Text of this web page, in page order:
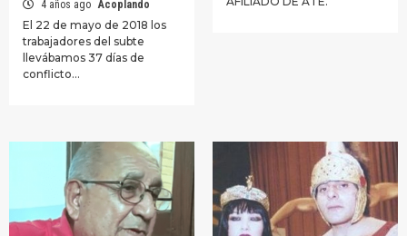
4 años ago Acoplando
El 22 de mayo de 2018 los
trabajadores del subte
llevábamos 37 días de
conflicto…